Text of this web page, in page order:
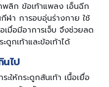
ลิก ข้อเท้าแพลง เอ็นฉีก
ฬา การอบอุ่นร่างกาย ใช้
เมื่อมีอาการเจ็บ จึงช่วยลด
ดูกเท้าและข้อเท้าได้
นไป
ให้กระดูกส้นเท้า เนื้อเยื่อ